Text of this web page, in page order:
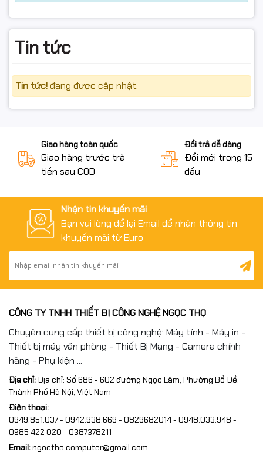
Tin tức
Tin tức!đang được cập nhật.
Giao hàng toàn quốc
Giao hàng trước trả
tiền sau COD
Đổi trả dễ dàng
Đổi mới trong 15
đầu
Nhận tin khuyến mãi
Bạn vui lòng để lại Email để nhận thông tin
khuyến mãi từ Euro
CÔNG TY TNHH THIẾT BỊ CÔNG NGHỆ NGỌC THỌ
Chuyên cung cấp thiết bị công nghệ: Máy tính - Máy in -
Thiết bị máy văn phòng - Thiết Bị Mạng - Camera chính
hãng - Phụ kiện ...
Địa chỉ:Địa chỉ: Số 686 - 602 đường Ngọc Lâm, Phường Bồ Đề,
Thành Phố Hà Nội, Việt Nam
Điện thoại:
0949.851.037 - 0942.938.669 - 0829682014 - 0948.033.948 -
0985 422 020 - 0387378211
Email:ngoctho.computer@gmail.com